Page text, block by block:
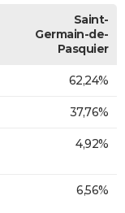
Saint-
Germain-de-
Pasquier
62,24%
37,76%
4,92%
6,56%